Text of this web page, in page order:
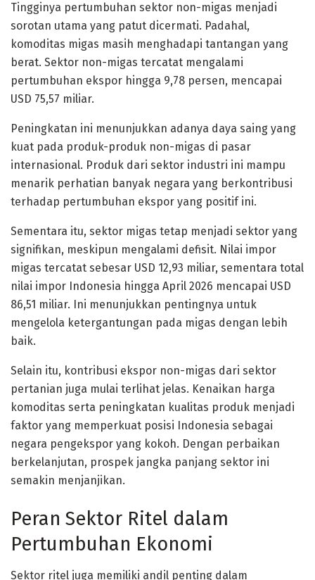
Tingginya pertumbuhan sektor non-migas menjadi
sorotan utama yang patut dicermati. Padahal,
komoditas migas masih menghadapi tantangan yang
berat. Sektor non-migas tercatat mengalami
pertumbuhan ekspor hingga 9,78 persen, mencapai
USD 75,57 miliar.
Peningkatan ini menunjukkan adanya daya saing yang
kuat pada produk-produk non-migas di pasar
internasional. Produk dari sektor industri ini mampu
menarik perhatian banyak negara yang berkontribusi
terhadap pertumbuhan ekspor yang positif ini.
Sementara itu, sektor migas tetap menjadi sektor yang
signifikan, meskipun mengalami defisit. Nilai impor
migas tercatat sebesar USD 12,93 miliar, sementara total
nilai impor Indonesia hingga April 2026 mencapai USD
86,51 miliar. Ini menunjukkan pentingnya untuk
mengelola ketergantungan pada migas dengan lebih
baik.
Selain itu, kontribusi ekspor non-migas dari sektor
pertanian juga mulai terlihat jelas. Kenaikan harga
komoditas serta peningkatan kualitas produk menjadi
faktor yang memperkuat posisi Indonesia sebagai
negara pengekspor yang kokoh. Dengan perbaikan
berkelanjutan, prospek jangka panjang sektor ini
semakin menjanjikan.
Peran Sektor Ritel dalam
Pertumbuhan Ekonomi
Sektor ritel juga memiliki andil penting dalam